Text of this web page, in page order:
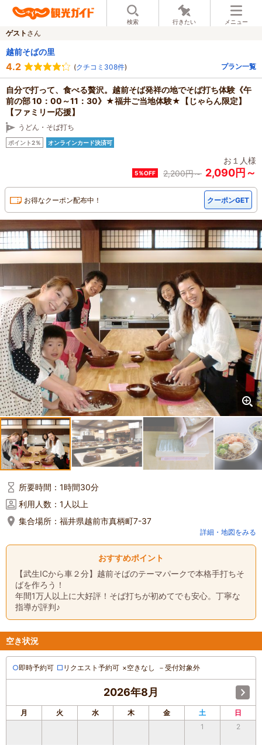
検索 行きたい メニュー
ゲスト さん
越前そばの里
4.2 (クチコミ308件) プラン一覧
自分で打って、食べる贅沢。越前そば発祥の地でそば打ち体験《午
前の部 10：00～11：30》★福井ご当地体験★【じゃらん限定】
【ファミリー応援】
うどん・そば打ち
ポイント2％ オンラインカード決済可
お１人様
5％OFF 2,200円～ 2,090円～
お得なクーポン配布中！ クーポンGET
所要時間： 1時間30分
利用人数： 1人以上
集合場所： 福井県越前市真柄町7-37
詳細・地図をみる
おすすめポイント
【武生ICから車２分】越前そばのテーマパークで本格手打ちそ
ばを作ろう！
年間1万人以上に大好評！そば打ちが初めてでも安心。丁寧な
指導が評判♪
空き状況
○即時予約可 □ リクエスト予約可 ×空きなし － 受付対象外
2026年8月
月 火 水 木 金 土
日
1
2